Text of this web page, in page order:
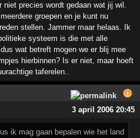
precies wordt gedaan wat jij wil.
groepen en je kunt nu
stellen. Jammer maar helaas. Ik
systeem is die met alle
wat betreft mogen we er blij mee
hierbinnen? Is er niet, maar hoeft
taferelen..
3 april 2006 20:45
ik mag gaan bepalen wie het land